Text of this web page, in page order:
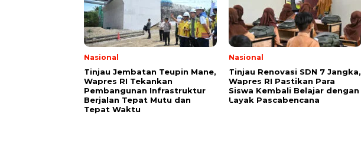
Nasional
Tinjau Jembatan Teupin Mane,
Wapres RI Tekankan
Pembangunan Infrastruktur
Berjalan Tepat Mutu dan
Tepat Waktu
Nasional
Tinjau Renovasi SDN 7 Jangka,
Wapres RI Pastikan Para
Siswa Kembali Belajar dengan
Layak Pascabencana